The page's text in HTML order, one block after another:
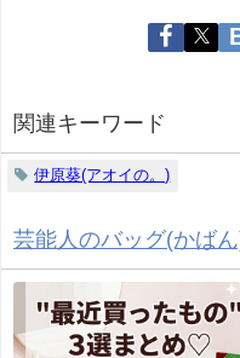
関連キーワード
伊原葵(アオイの。)
芸能人のバッグ(かば